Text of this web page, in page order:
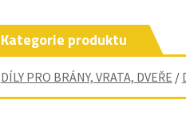
Kategorie produktu
DÍLY PRO BRÁNY, VRATA, DVEŘE /